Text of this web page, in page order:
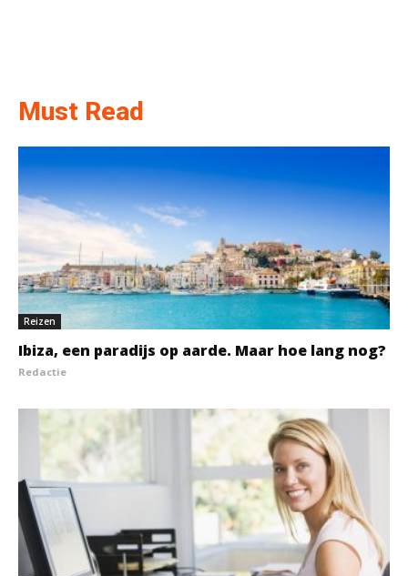
Must Read
Reizen
Ibiza, een paradijs op aarde. Maar hoe lang nog?
Redactie